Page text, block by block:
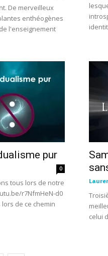
De merveilleux
enthéogènes
l'enseignement
pur
0
tous lors de notre
r7NfmHeN-d0
de ce chemin
celui